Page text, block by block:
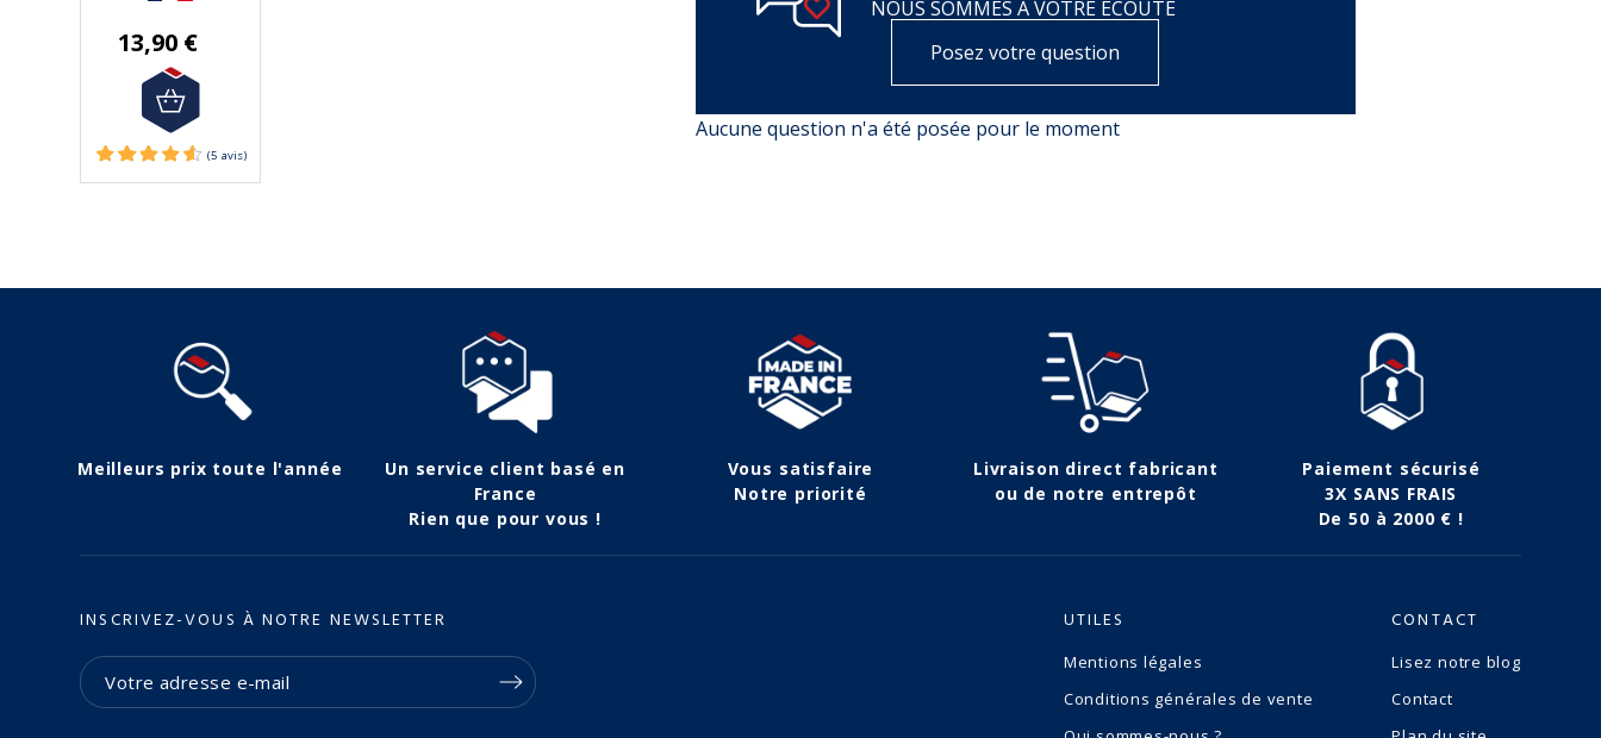
13,90 €
NOUS SOMMES À VOTRE ÉCOUTE
Posez votre question
Aucune question n'a été posée pour le moment
Meilleurs prix toute l'année
Un service client basé en
France
Rien que pour vous !
Vous satisfaire
Notre priorité
Livraison direct fabricant
ou de notre entrepôt
Paiement sécurisé
3X SANS FRAIS
De 50 à 2000 € !
INSCRIVEZ-VOUS À NOTRE NEWSLETTER UTILES
Mentions légales
Conditions générales de vente
CONTACT
Lisez notre blog
Contact